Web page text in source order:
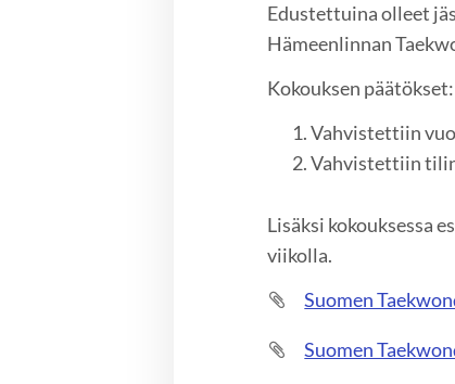
Edustettuina olleet
Hämeenlinnan
Kokouksen päätökset:
Vahvistettiin
Vahvistettiin
Lisäksi kokouksessa
viikolla.
Suomen
Suomen